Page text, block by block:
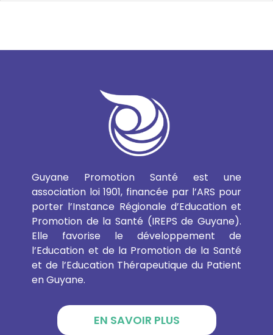
Guyane Promotion Santé est une
association loi 1901, financée par l’ARS pour
porter l’Instance Régionale d’Education et
Promotion de la Santé (IREPS de Guyane).
Elle favorise le développement de
l’Education et de la Promotion de la Santé
et de l’Education Thérapeutique du Patient
en Guyane.
EN SAVOIR PLUS